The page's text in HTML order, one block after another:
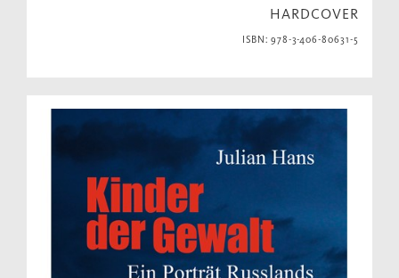
HARDCOVER
ISBN: 978-3-406-80631-5